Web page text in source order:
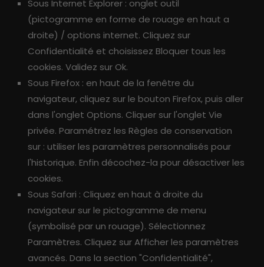
Sous Internet Explorer : onglet outil
(pictogramme en forme de rouage en haut a
droite) / options internet. Cliquez sur
Confidentialité et choisissez Bloquer tous les
cookies. Validez sur Ok.
Sous Firefox : en haut de la fenêtre du
navigateur, cliquez sur le bouton Firefox, puis aller
dans l'onglet Options. Cliquer sur l'onglet Vie
privée. Paramétrez les Règles de conservation
sur : utiliser les paramètres personnalisés pour
l'historique. Enfin décochez-la pour désactiver les
cookies.
Sous Safari : Cliquez en haut à droite du
navigateur sur le pictogramme de menu
(symbolisé par un rouage). Sélectionnez
Paramètres. Cliquez sur Afficher les paramètres
avancés. Dans la section "Confidentialité",